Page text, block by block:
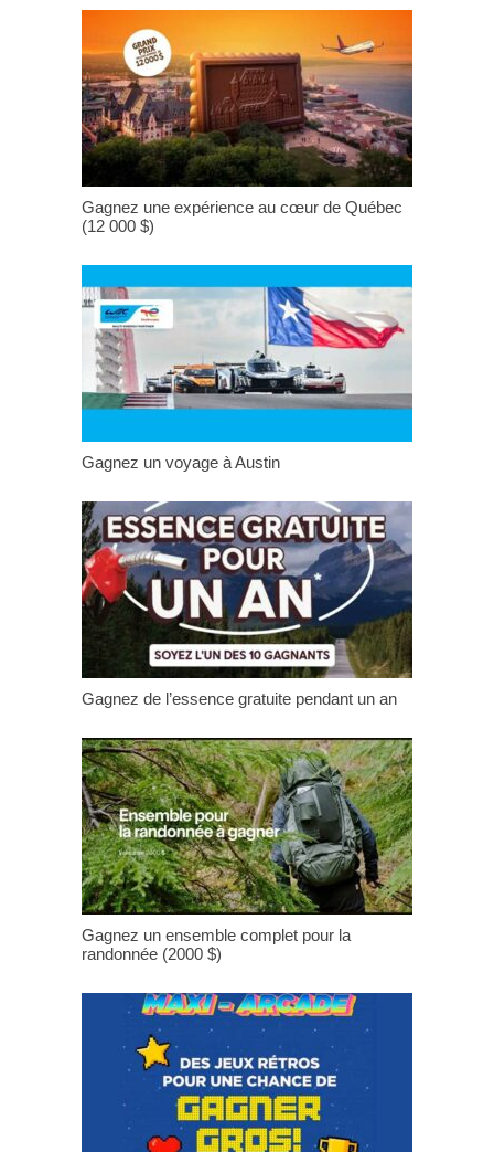
Gagnez une expérience au cœur de Québec
(12 000 $)
Gagnez un voyage à Austin
Gagnez de l’essence gratuite pendant un an
Gagnez un ensemble complet pour la
randonnée (2000 $)